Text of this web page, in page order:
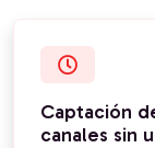
Captación
canales sin